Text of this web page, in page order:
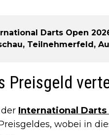
Darts Open
Teilnehmerfeld,
Preisgeld
International Darts
wobei in